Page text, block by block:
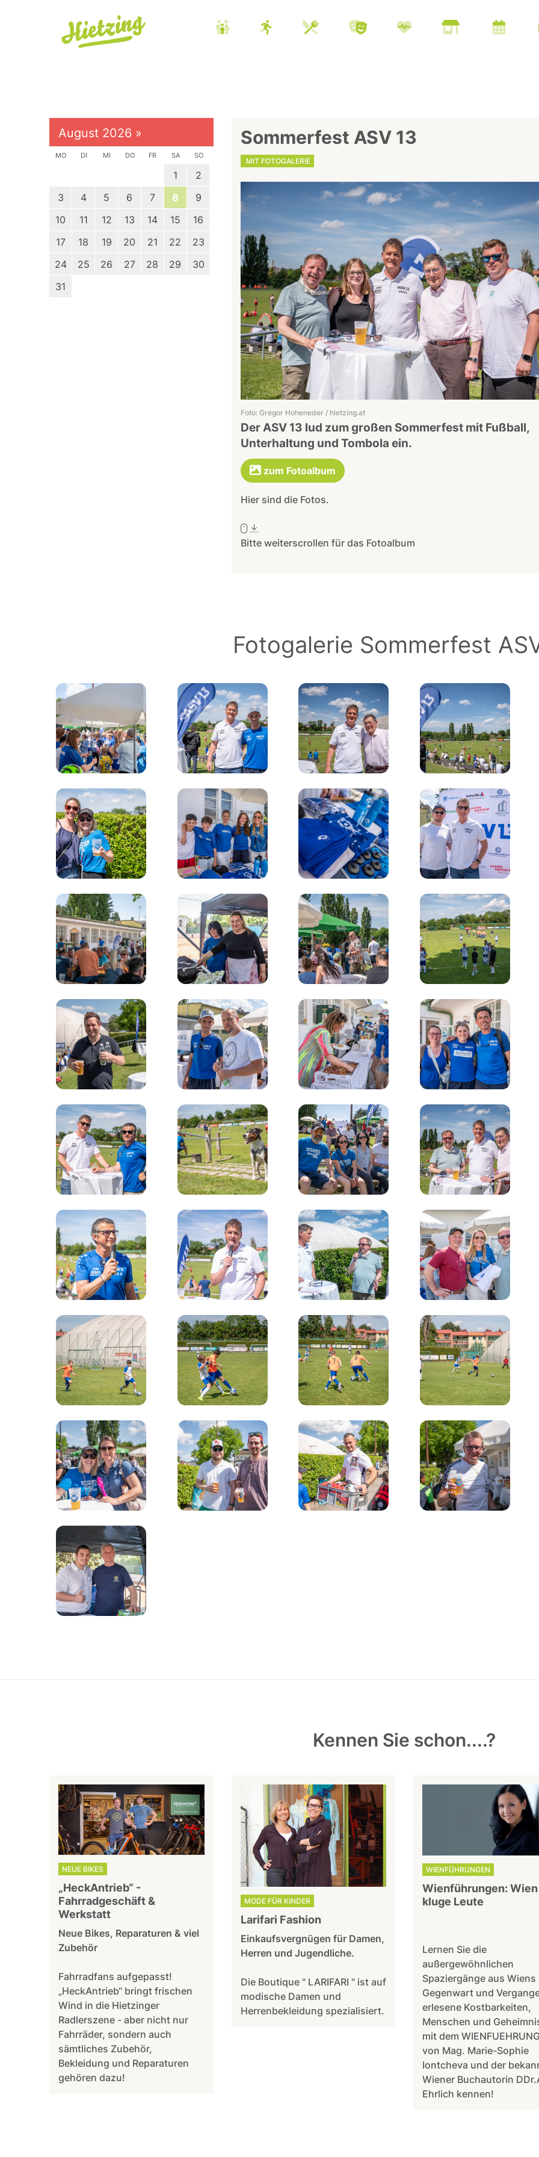
August 2026 »
MO DI MI DO FR SA SO
1
2
3
4 5 6 7 8
9
10
11 12 13 14 15
16
17
18 19 20 21 22
23
24
25 26 27 28 29
30
31
Sommerfest ASV 13
MIT FOTOGALERIE
Foto: Gregor Hoheneder / hietzing.at
Der ASV 13 lud zum großen Sommerfest mit Fußball,
Unterhaltung und Tombola ein.
zum Fotoalbum
Hier sind die Fotos.
Bitte weiterscrollen für das Fotoalbum
Fotogalerie Sommerfest
Kennen Sie schon....?
NEUE BIKES
„HeckAntrieb“ -
Fahrradgeschäft &
Werkstatt
Neue Bikes, Reparaturen & viel
Zubehör
Fahrradfans aufgepasst!
„HeckAntrieb“ bringt frischen
Wind in die Hietzinger
Radlerszene - aber nicht nur
Fahrräder, sondern auch
sämtliches Zubehör,
Bekleidung und Reparaturen
gehören dazu!
MODE FÜR KINDER
Larifari Fashion
Einkaufsvergnügen für Damen,
Herren und Jugendliche.
Die Boutique " LARIFARI " ist auf
modische Damen und
Herrenbekleidung spezialisiert.
WIENFÜHRUNGEN
Wienführungen:
kluge Leute
Lernen Sie die
außergewöhnlichen
Spaziergänge aus Wiens
Gegenwart und
erlesene Kostbarkeiten,
Menschen und
mit dem
von Mag. Marie-Sophie
Iontcheva und der
Wiener Buchautorin
Ehrlich kennen!